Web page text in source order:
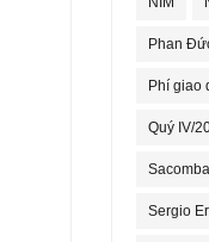
Phan
Phí giao
Quý IV/
Sergio